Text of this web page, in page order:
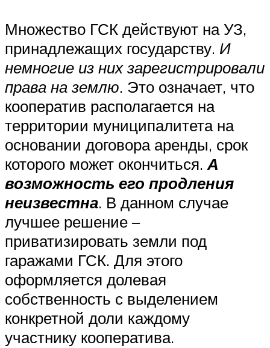
Множество ГСК действуют на УЗ,
принадлежащих государству. И
немногие из них зарегистрировали
права на землю. Это означает, что
кооператив располагается на
территории муниципалитета на
основании договора аренды, срок
которого может окончиться. А
возможность его продления
неизвестна. В данном случае
лучшее решение –
приватизировать земли под
гаражами ГСК. Для этого
оформляется долевая
собственность с выделением
конкретной доли каждому
участнику кооператива.